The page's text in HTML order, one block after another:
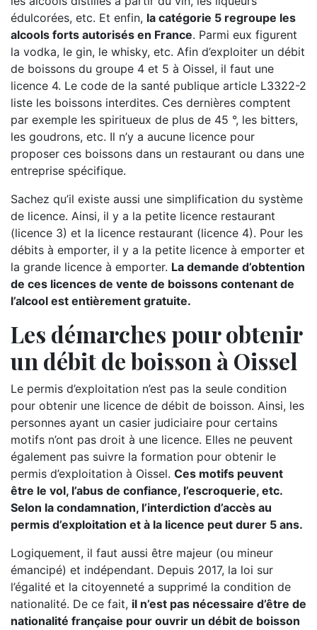
édulcorées, etc. Et enfin, la catégorie 5 regroupe les
alcools forts autorisés en France. Parmi eux figurent
la vodka, le gin, le whisky, etc. Afin d’exploiter un débit
de boissons du groupe 4 et 5 à Oissel, il faut une
licence 4. Le code de la santé publique article L3322-2
liste les boissons interdites. Ces dernières comptent
par exemple les spiritueux de plus de 45 °, les bitters,
les goudrons, etc. Il n’y a aucune licence pour
proposer ces boissons dans un restaurant ou dans une
entreprise spécifique.
Sachez qu’il existe aussi une simplification du système
de licence. Ainsi, il y a la petite licence restaurant
(licence 3) et la licence restaurant (licence 4). Pour les
débits à emporter, il y a la petite licence à emporter et
la grande licence à emporter. La demande d’obtention
de ces licences de vente de boissons contenant de
l’alcool est entièrement gratuite.
Les démarches pour obtenir
un débit de boisson à Oissel
Le permis d’exploitation n’est pas la seule condition
pour obtenir une licence de débit de boisson. Ainsi, les
personnes ayant un casier judiciaire pour certains
motifs n’ont pas droit à une licence. Elles ne peuvent
également pas suivre la formation pour obtenir le
permis d’exploitation à Oissel. Ces motifs peuvent
être le vol, l’abus de confiance, l’escroquerie, etc.
Selon la condamnation, l’interdiction d’accès au
permis d’exploitation et à la licence peut durer 5 ans.
Logiquement, il faut aussi être majeur (ou mineur
émancipé) et indépendant. Depuis 2017, la loi sur
l’égalité et la citoyenneté a supprimé la condition de
nationalité. De ce fait, il n’est pas nécessaire d’être de
nationalité française pour ouvrir un débit de boisson